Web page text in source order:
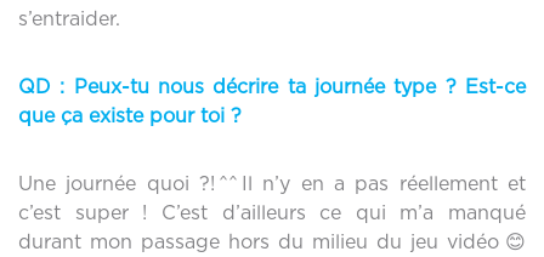
s’entraider.
QD : Peux-tu nous décrire ta journée type ? Est-ce
que ça existe pour toi ?
Une journée quoi ?! ^^ Il n’y en a pas réellement et
c’est super ! C’est d’ailleurs ce qui m’a manqué
durant mon passage hors du milieu du jeu vidéo 😊